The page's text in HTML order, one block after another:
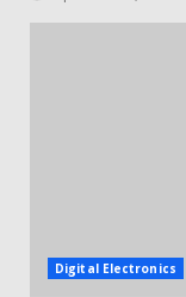
Digital Electronics